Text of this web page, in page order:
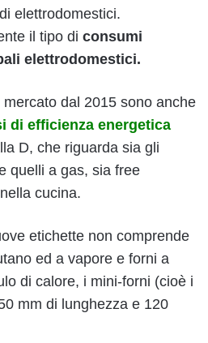
elettrodomestici.
il tipo di consumi
elettrodomestici.
dal 2015 sono anche
di efficienza energetica
D, che riguarda sia gli
quelli a gas, sia free
cucina.
etichette non comprende
ed a vapore e forni a
di calore, i mini-forni (cioè i
mm di lunghezza e 120